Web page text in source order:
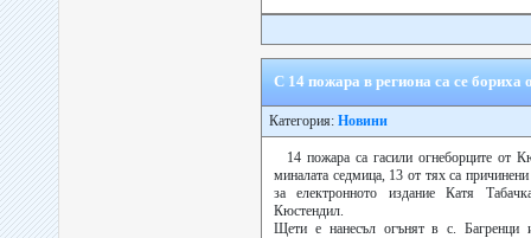
С 14 пожара в региона са се бориха
Категория: Новини
14 пожара са гасили огнеборците от
миналата седмица, 13 от тях са
за електронното издание Катя
Кюстендил.
Щети е нанесъл огънят в с. Багренци